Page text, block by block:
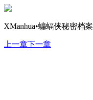
XManhua•蝙蝠侠秘密档
上一章下一章